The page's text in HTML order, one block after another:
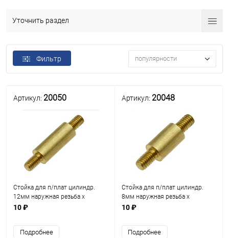
Уточнить раздел
Фильтр популярности
Артикул: 20050
Стойка для п/плат цилиндр.
12мм наружная резьба х
наружная резьба М3мм L=5мм)
(PCNN-12)
10 ₽
Подробнее
Артикул: 20048
Стойка для п/плат цилиндр.
8мм наружная резьба х
наружная резьба М3мм L=5мм)
8)
10 ₽
Подробнее